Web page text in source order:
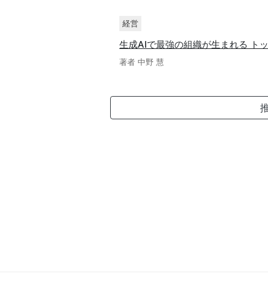
経営
生成AIで最強の組織が生まれる ト
著者 中野 慧